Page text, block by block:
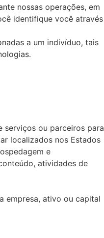
nossas operações, em
identifique você através
a um indivíduo, tais
serviços ou parceiros para
localizados nos Estados
e
atividades de
empresa, ativo ou capital